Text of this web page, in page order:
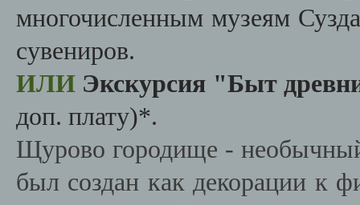
многочисленным музеям
сувениров.
ИЛИ Экскурсия "Быт
доп. плату)*.
Щурово городище -
был создан как декорации к